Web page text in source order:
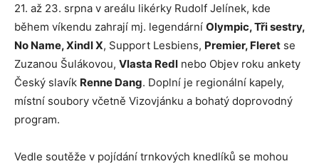
21. až 23. srpna v areálu likérky Rudolf Jelínek, kde
během víkendu zahrají mj. legendární Olympic, Tři sestry,
No Name, Xindl X, Support Lesbiens, Premier, Fleret se
Zuzanou Šulákovou, Vlasta Redl nebo Objev roku ankety
Český slavík Renne Dang. Doplní je regionální kapely,
místní soubory včetně Vizovjánku a bohatý doprovodný
program.
Vedle soutěže v pojídání trnkových knedlíků se mohou